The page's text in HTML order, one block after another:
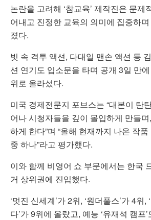
논란을 고려해 ‘참교육’ 제작진은 문제
어내고 진정한 교육의 의미에 집중하
졌다.
빗 속 격투 액션, 다대일 맨손 액션 등
션 연기도 입소문을 타며 공개 3일 만
위로 올라섰다.
미국 경제전문지 포브스는 “대본이 탄
어나 시청자들을 깊이 몰입하게 만들
하게 한다”며 “올해 현재까지 나온 작
중 하나”라고 평가했다.
이와 함께 비영어 쇼 부문에서는 한국
거 상위권에 진입했다.
‘멋진 신세계’가 2위, ‘원더풀스’가 4위
다’가 9위에 올랐고, 예능 ‘유재석 캠프